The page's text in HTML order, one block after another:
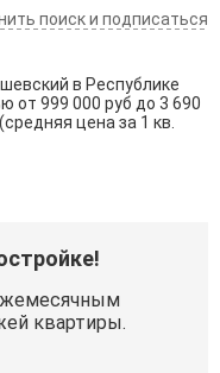
поиск и подписаться
в Республике
от 999 000 руб до 3 690
цена за 1 кв.
квартиры.